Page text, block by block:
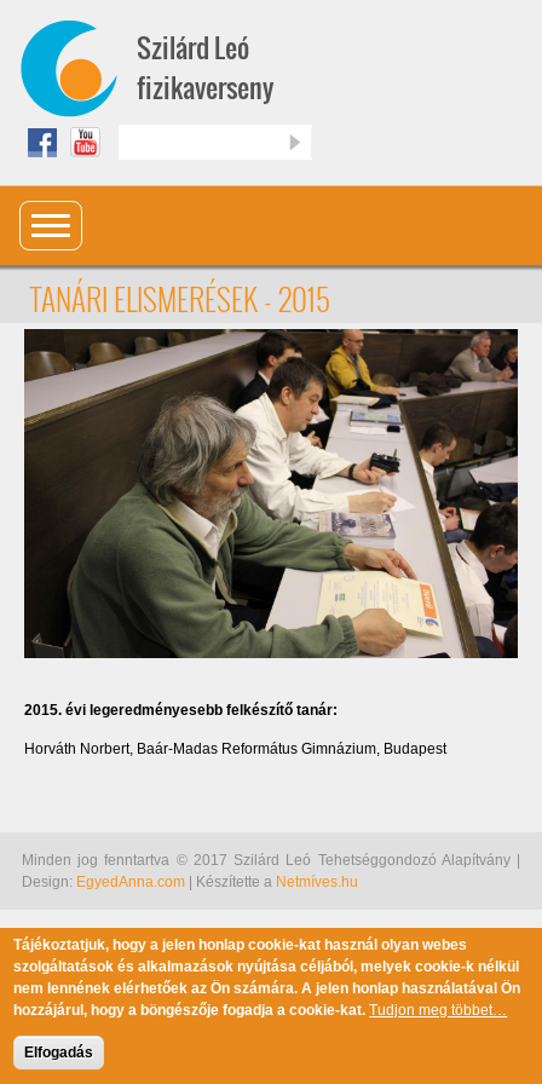
Szilárd Leó
fizikaverseny
TANÁRI ELISMERÉSEK - 2015
2015. évi legeredményesebb felkészítő tanár:
Horváth Norbert, Baár-Madas Református Gimnázium, Budapest
Minden jog fenntartva © 2017 Szilárd Leó Tehetséggondozó Alapítvány |
Design: EgyedAnna.com | Készítette a Netmíves.hu
Tájékoztatjuk, hogy a jelen honlap cookie-kat használ olyan webes
szolgáltatások és alkalmazások nyújtása céljából, melyek cookie-k nélkül
nem lennének elérhetőek az Ön számára. A jelen honlap használatával Ön
hozzájárul, hogy a böngészője fogadja a cookie-kat. Tudjon meg többet…
Elfogadás